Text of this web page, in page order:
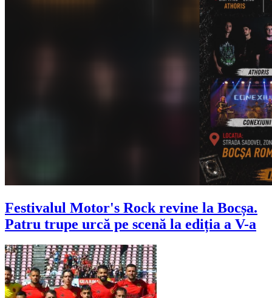
Festivalul Motor's Rock revine la Bocșa.
Patru trupe urcă pe scenă la ediția a V-a